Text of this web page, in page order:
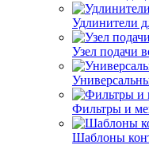
Удлинители
Узел подачи
Фильтры и
Шаблоны